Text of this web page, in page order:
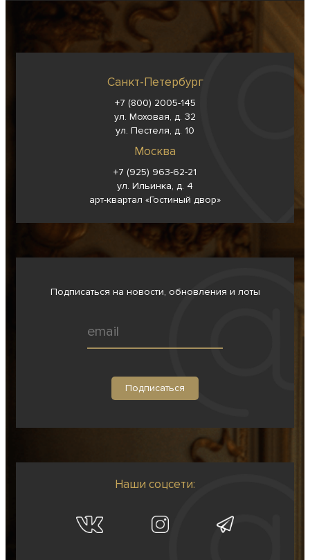
Санкт-Петербург
+7 (800) 2005-145
ул. Моховая, д. 32
ул. Пестеля, д. 10
Москва
+7 (925) 963-62-21
ул. Ильинка, д. 4
арт-квартал «Гостиный двор»
Подписаться на новости, обновления и лоты
Наши соцсети: